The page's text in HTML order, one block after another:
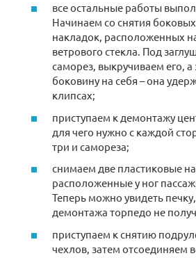
все остальные работы
Начинаем со снятия
накладок, расположенных
ветрового стекла. Под
саморез, выкручиваем его,
боковину на себя – она
клипсах;
приступаем к демонтажу
для чего нужно с каждой
три и самореза;
снимаем две пластиковые
расположенные у ног
Теперь можно увидеть
демонтажа торпедо не
приступаем к снятию
чехлов, затем отсоединяем